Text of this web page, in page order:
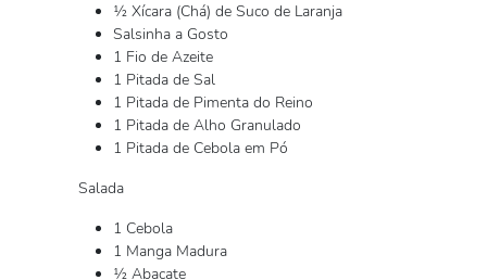
½ Xícara (Chá) de Suco de Laranja
Salsinha a Gosto
1 Fio de Azeite
1 Pitada de Sal
1 Pitada de Pimenta do Reino
1 Pitada de Alho Granulado
1 Pitada de Cebola em Pó
Salada
1 Cebola
1 Manga Madura
½ Abacate